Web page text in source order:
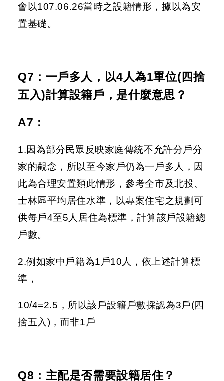
會以107.06.26當時之設籍情形，據以為安
置基礎。
Q7：一戶多人，以4人為1單位(四捨
五入)計算設籍戶，是什麼意思？
A7 ：
1.因為部分民眾反映家庭傳統不允許分戶分
家的觀念，所以至今家戶仍為一戶多人，因
此為合理安置類此情形，參考全市及北投、
士林區平均居住水準，以專案住宅之規劃可
供每戶4至5人居住為標準，計算該戶設籍總
戶數。
2.例如家中戶籍為1戶10人，依上述計算標
準，
10/4=2.5，所以該戶設籍戶數採認為3戶(四
捨五入)，而非1戶
Q8：主配是否需要設籍居住？